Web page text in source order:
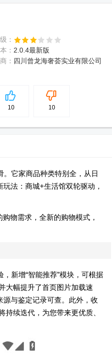
：
： 2.0.4最新版
： 四川曾龙海奢荟实业有限公司
5
10 10
它家商品种类特别全，从日
法：商城+生活馆双轮驱动，
物需求，全新的购物模式，
新增“智能推荐”模块，可根据
大幅提升了首页图片加载速
源与鉴定记录可查。此外，收
续迭代，为您带来更优质、